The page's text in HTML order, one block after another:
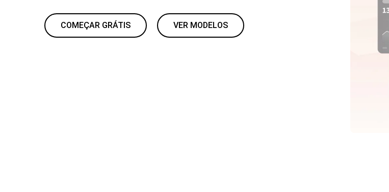
COMEÇAR GRÁTIS VER MODELOS